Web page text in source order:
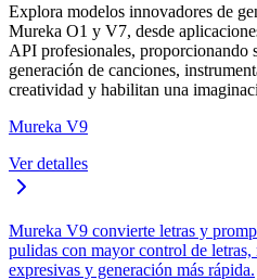
Explora modelos innovadores de
Mureka O1 y V7, desde
API profesionales, proporcionando
generación de canciones,
creatividad y habilitan una
Mureka V9
Ver detalles
Mureka V9 convierte letras y
pulidas con mayor control de letras,
expresivas y generación más rápida.